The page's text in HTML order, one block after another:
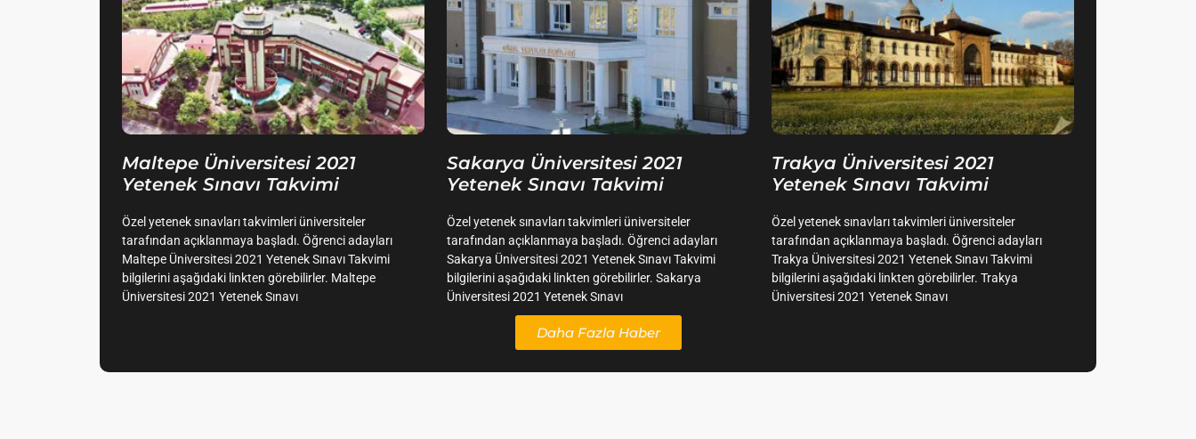
Maltepe Üniversitesi 2021
Yetenek Sınavı Takvimi
Özel yetenek sınavları takvimleri üniversiteler
tarafından açıklanmaya başladı. Öğrenci adayları
Maltepe Üniversitesi 2021 Yetenek Sınavı Takvimi
bilgilerini aşağıdaki linkten görebilirler. Maltepe
Üniversitesi 2021 Yetenek Sınavı
Sakarya Üniversitesi 2021
Yetenek Sınavı Takvimi
Özel yetenek sınavları takvimleri üniversiteler
tarafından açıklanmaya başladı. Öğrenci adayları
Sakarya Üniversitesi 2021 Yetenek Sınavı Takvimi
bilgilerini aşağıdaki linkten görebilirler. Sakarya
Üniversitesi 2021 Yetenek Sınavı
Trakya Üniversitesi 2021
Yetenek Sınavı Takvimi
Özel yetenek sınavları takvimleri üniversiteler
tarafından açıklanmaya başladı. Öğrenci adayları
Trakya Üniversitesi 2021 Yetenek Sınavı Takvimi
bilgilerini aşağıdaki linkten görebilirler. Trakya
Üniversitesi 2021 Yetenek Sınavı
Daha Fazla Haber